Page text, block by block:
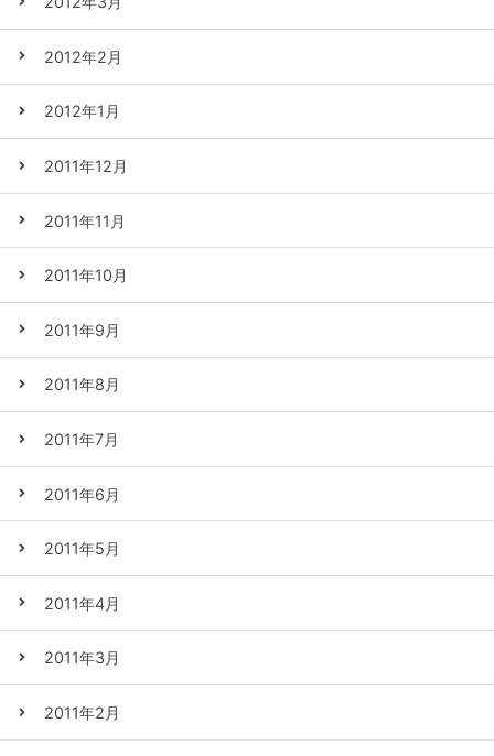
2012年2月
2012年1月
2011年12月
2011年11月
2011年10月
2011年9月
2011年8月
2011年7月
2011年6月
2011年5月
2011年4月
2011年3月
2011年2月